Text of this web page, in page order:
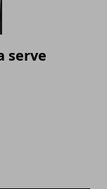
serve